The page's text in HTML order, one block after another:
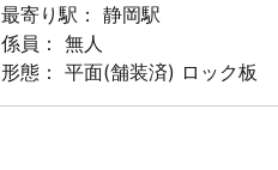
最寄り駅： 静岡駅
係員： 無人
形態： 平面(舗装済) ロック板